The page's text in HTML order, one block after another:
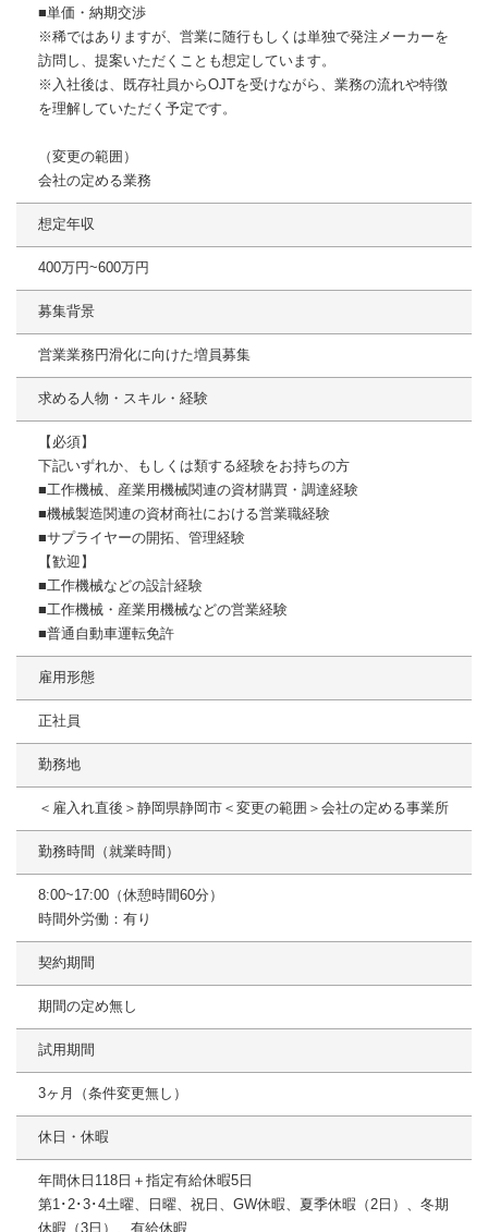
■単価・納期交渉
※稀ではありますが、営業に随行もしくは単独で発注メーカーを
訪問し、提案いただくことも想定しています。
※入社後は、既存社員からOJTを受けながら、業務の流れや特徴
を理解していただく予定です。
（変更の範囲）
会社の定める業務
想定年収
400万円~600万円
募集背景
営業業務円滑化に向けた増員募集
求める人物・スキル・経験
【必須】
下記いずれか、もしくは類する経験をお持ちの方
■工作機械、産業用機械関連の資材購買・調達経験
■機械製造関連の資材商社における営業職経験
■サプライヤーの開拓、管理経験
【歓迎】
■工作機械などの設計経験
■工作機械・産業用機械などの営業経験
■普通自動車運転免許
雇用形態
正社員
勤務地
＜雇入れ直後＞静岡県静岡市＜変更の範囲＞会社の定める事業所
勤務時間（就業時間）
8:00~17:00（休憩時間60分）
時間外労働：有り
契約期間
期間の定め無し
試用期間
3ヶ月（条件変更無し）
休日・休暇
年間休日118日＋指定有給休暇5日
第1･2･3･4土曜、日曜、祝日、GW休暇、夏季休暇（2日）、冬期
休暇（3日）、有給休暇